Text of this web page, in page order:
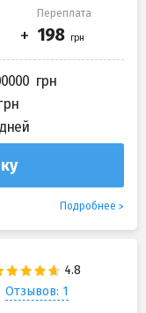
Переплата
Подробнее
Отзывов: 1